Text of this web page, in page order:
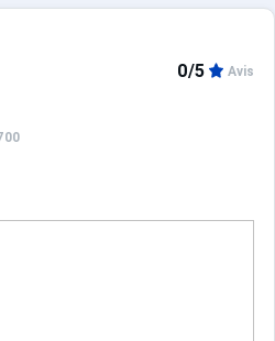
0/5 Avis